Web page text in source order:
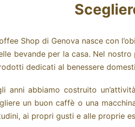
Shop di Genova nasce con
bevande per la casa. Nel
dedicati al benessere
anni abbiamo costruito
un buon caffè o una
ai propri gusti e alle proprie